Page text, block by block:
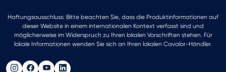
Haftungsausschluss: Bitte beachten Sie, dass die Produktinformationen auf
dieser Website in einem internationalen Kontext verfasst sind und
möglicherweise im Widerspruch zu Ihren lokalen Vorschriften stehen. Für
lokale Informationen wenden Sie sich an Ihren lokalen Cavalor-Händler.